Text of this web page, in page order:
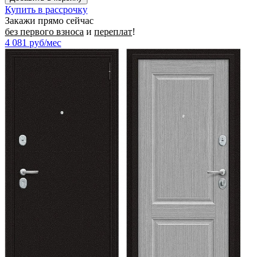
Купить в рассрочку
Закажи прямо сейчас
без первого взноса и переплат!
4 081 руб/мес